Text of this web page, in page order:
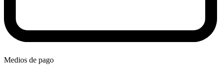
Medios de pago